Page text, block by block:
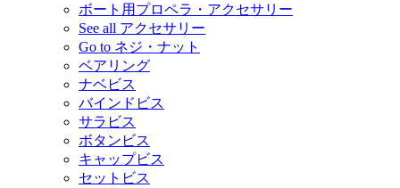
ボート用プロペラ・アクセサリー
See all アクセサリー
Go to ネジ・ナット
ベアリング
ナベビス
バインドビス
サラビス
ボタンビス
キャップビス
セットビス